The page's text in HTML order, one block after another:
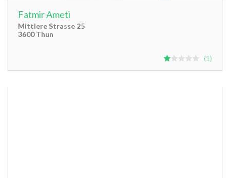
Fatmir Ameti
Mittlere Strasse 25
3600 Thun
1